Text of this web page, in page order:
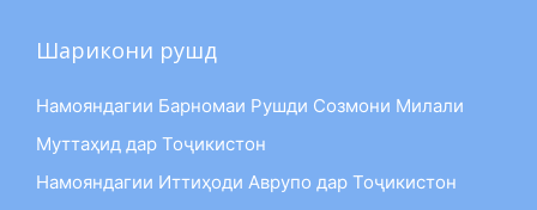
Шарикони рушд
Намояндагии Барномаи Рушди Созмони Милали
Муттаҳид дар Тоҷикистон
Намояндагии Иттиҳоди Аврупо дар Тоҷикистон